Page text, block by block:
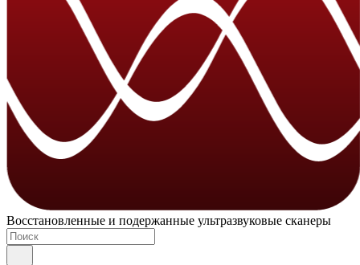
Восстановленные и подержанные ультразвуковые сканеры